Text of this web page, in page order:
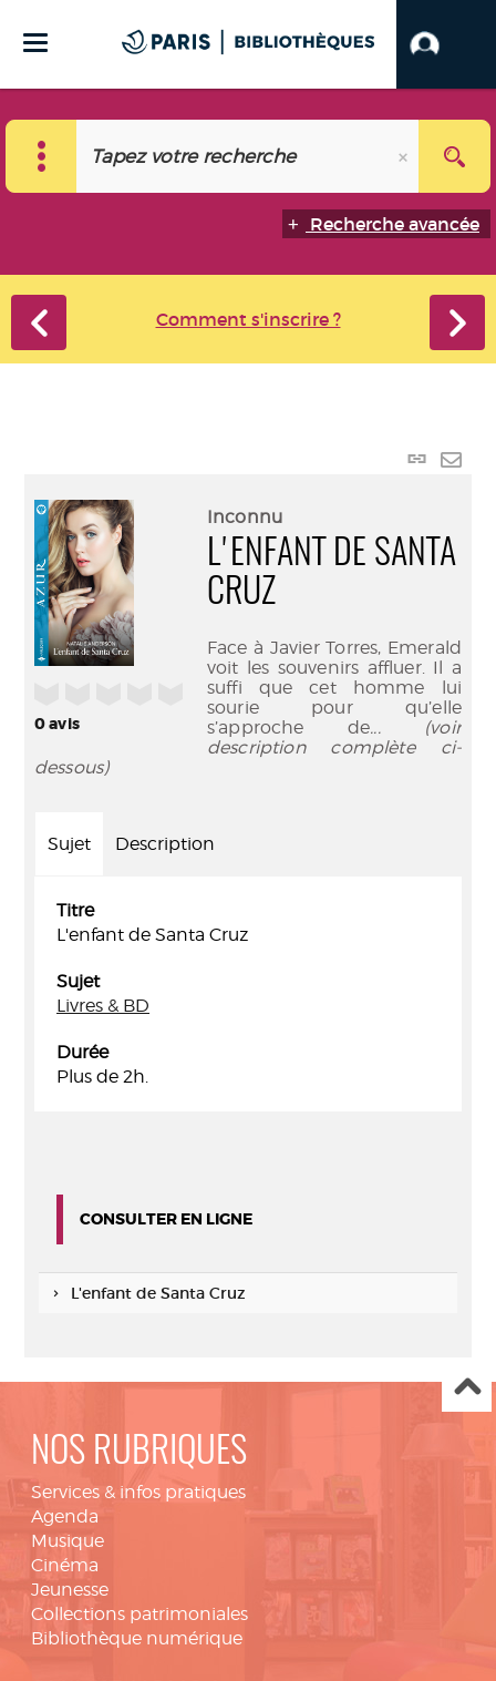
Recherche avancée
Comment s'inscrire ?
Lien
mail
0avis
Inconnu
L'ENFANT DE SANTA
CRUZ
Face à Javier Torres, Emerald
voit les souvenirs affluer. Il a
suffi que cet homme lui
sourie pour qu’elle
s’approche de... (voir
description complète ci-
dessous)
Sujet Description
Titre
L'enfant de Santa Cruz
Sujet
Livres & BD
Durée
Plus de 2h.
CONSULTER EN LIGNE
L'enfant de Santa Cruz
NOS RUBRIQUES
Services & infos pratiques
Agenda
Musique
Cinéma
Jeunesse
Collections patrimoniales
Bibliothèque numérique